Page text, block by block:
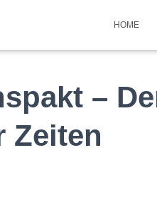
HOME
–
Zeiten